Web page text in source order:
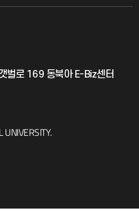
벌로 169 동북아 E-Biz센터